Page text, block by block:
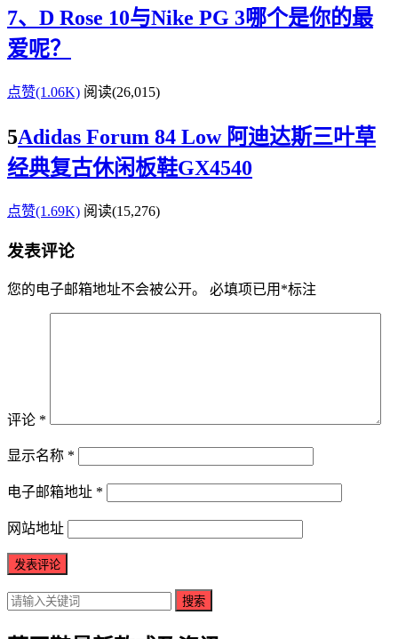
7、D Rose 10与Nike PG 3哪个是你的最
爱呢？
点赞(1.06K) 阅读(26,015)
5Adidas Forum 84 Low 阿迪达斯三叶草
经典复古休闲板鞋GX4540
点赞(1.69K) 阅读(15,276)
发表评论
您的电子邮箱地址不会被公开。 必填项已用 *标注
评论 *
显示名称 *
电子邮箱地址 *
网站地址
搜索